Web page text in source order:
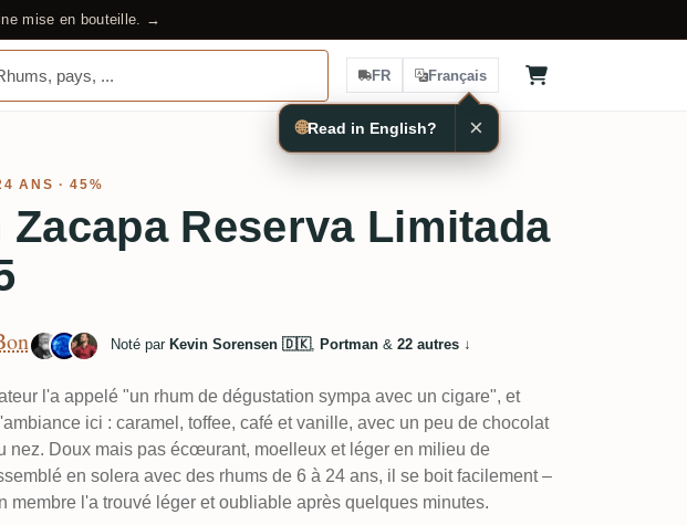
mise en bouteille. →
FR Français
ANS · 45%
Zacapa Reserva Limitada
Noté par Kevin Sorensen 🇩🇰, Portman& 22 autres↓
l'a appelé "un rhum de dégustation sympa avec un cigare", et
ici : caramel, toffee, café et vanille, avec un peu de chocolat
nez. Doux mais pas écœurant, moelleux et léger en milieu de
en solera avec des rhums de 6 à 24 ans, il se boit facilement –
membre l'a trouvé léger et oubliable après quelques minutes.
🌐Read in English? ×